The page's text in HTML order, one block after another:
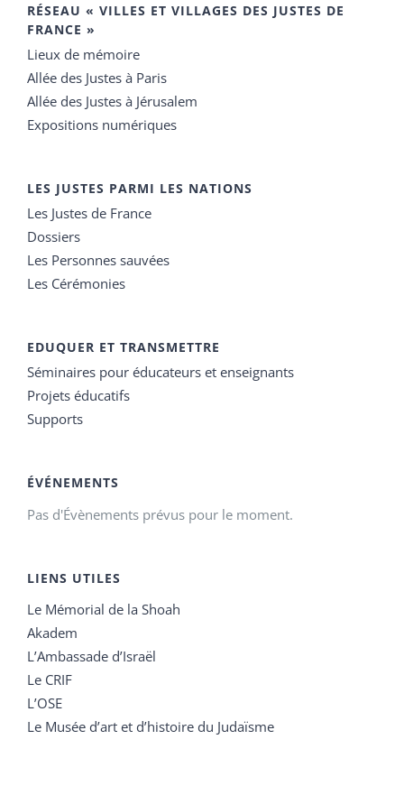
RÉSEAU « VILLES ET VILLAGES DES JUSTES DE
FRANCE »
Lieux de mémoire
Allée des Justes à Paris
Allée des Justes à Jérusalem
Expositions numériques
LES JUSTES PARMI LES NATIONS
Les Justes de France
Dossiers
Les Personnes sauvées
Les Cérémonies
EDUQUER ET TRANSMETTRE
Séminaires pour éducateurs et enseignants
Projets éducatifs
Supports
ÉVÉNEMENTS
Pas d'Évènements prévus pour le moment.
LIENS UTILES
Le Mémorial de la Shoah
Akadem
L’Ambassade d’Israël
Le CRIF
L’OSE
Le Musée d’art et d’histoire du Judaïsme